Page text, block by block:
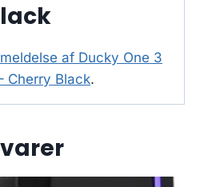
af Ducky One 3
Cherry Black.